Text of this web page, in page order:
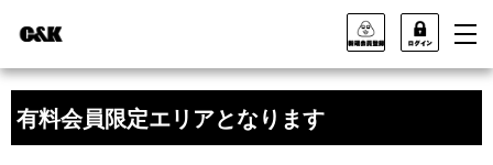
有料会員限定エリアとなります